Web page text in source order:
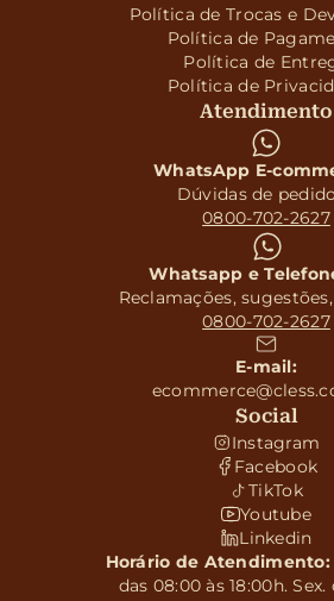
Política de Trocas e
Política de
Política de
Política de
Atendimento
WhatsApp E-
Dúvidas de
0800-702-2627
Whatsapp e
Reclamações,
0800-702-2627
E-mail:
Social
Instagram
Facebook
TikTok
Youtube
Linkedin
Horário de
das 08:00 às 18:00h.